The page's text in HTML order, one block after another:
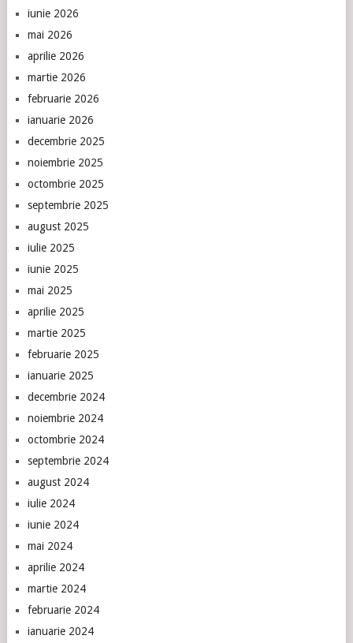
iunie 2026
mai 2026
aprilie 2026
martie 2026
februarie 2026
ianuarie 2026
decembrie 2025
noiembrie 2025
octombrie 2025
septembrie 2025
august 2025
iulie 2025
iunie 2025
mai 2025
aprilie 2025
martie 2025
februarie 2025
ianuarie 2025
decembrie 2024
noiembrie 2024
octombrie 2024
septembrie 2024
august 2024
iulie 2024
iunie 2024
mai 2024
aprilie 2024
martie 2024
februarie 2024
ianuarie 2024